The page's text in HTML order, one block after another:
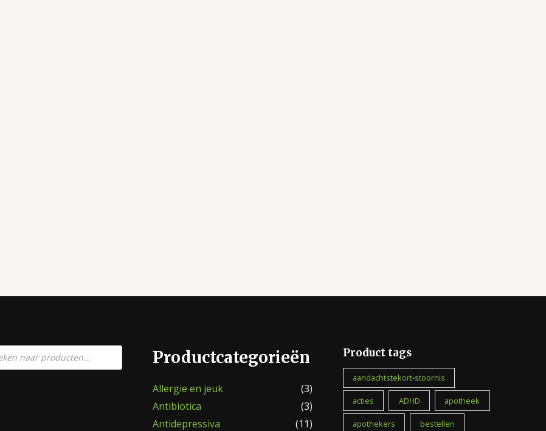
Productcategorieën
Allergie en jeuk
(3)
Antibiotica
(3)
Antidepressiva
(11)
Product tags
aandachtstekort-stoornis
acties ADHD apotheek
apothekers bestellen